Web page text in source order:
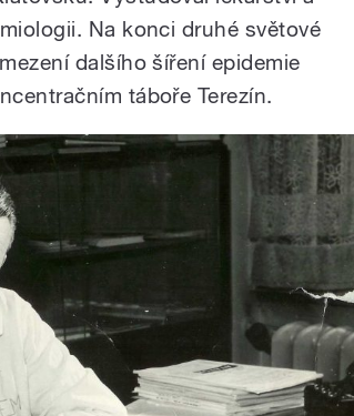
Na konci druhé světové
dalšího šíření epidemie
táboře Terezín.